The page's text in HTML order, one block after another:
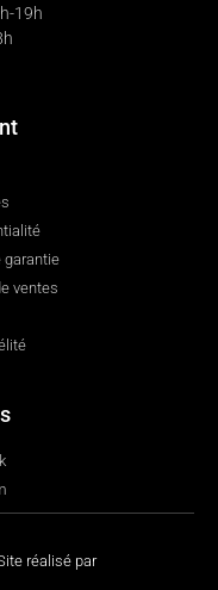
19h
garantie
ventes
réalisé par